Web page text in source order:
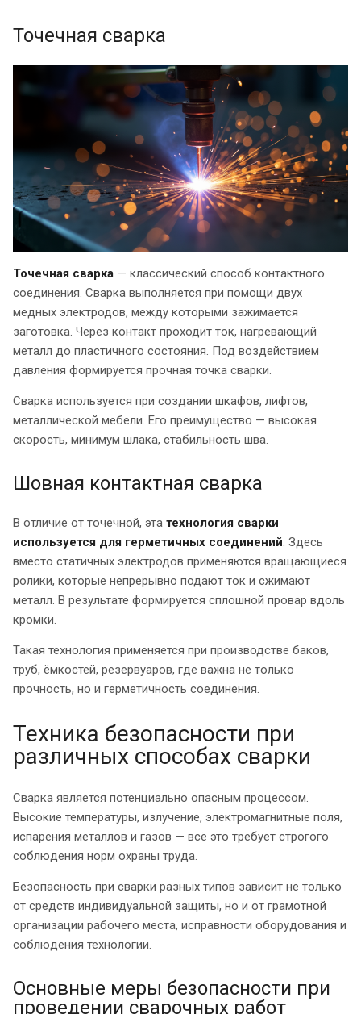
Точечная сварка
Точечная сварка — классический способ контактного
соединения. Сварка выполняется при помощи двух
медных электродов, между которыми зажимается
заготовка. Через контакт проходит ток, нагревающий
металл до пластичного состояния. Под воздействием
давления формируется прочная точка сварки.
Сварка используется при создании шкафов, лифтов,
металлической мебели. Его преимущество — высокая
скорость, минимум шлака, стабильность шва.
Шовная контактная сварка
В отличие от точечной, эта технология сварки
используется для герметичных соединений. Здесь
вместо статичных электродов применяются вращающиеся
ролики, которые непрерывно подают ток и сжимают
металл. В результате формируется сплошной провар вдоль
кромки.
Такая технология применяется при производстве баков,
труб, ёмкостей, резервуаров, где важна не только
прочность, но и герметичность соединения.
Техника безопасности при
различных способах сварки
Сварка является потенциально опасным процессом.
Высокие температуры, излучение, электромагнитные поля,
испарения металлов и газов — всё это требует строгого
соблюдения норм охраны труда.
Безопасность при сварки разных типов зависит не только
от средств индивидуальной защиты, но и от грамотной
организации рабочего места, исправности оборудования и
соблюдения технологии.
Основные меры безопасности при
проведении сварочных работ